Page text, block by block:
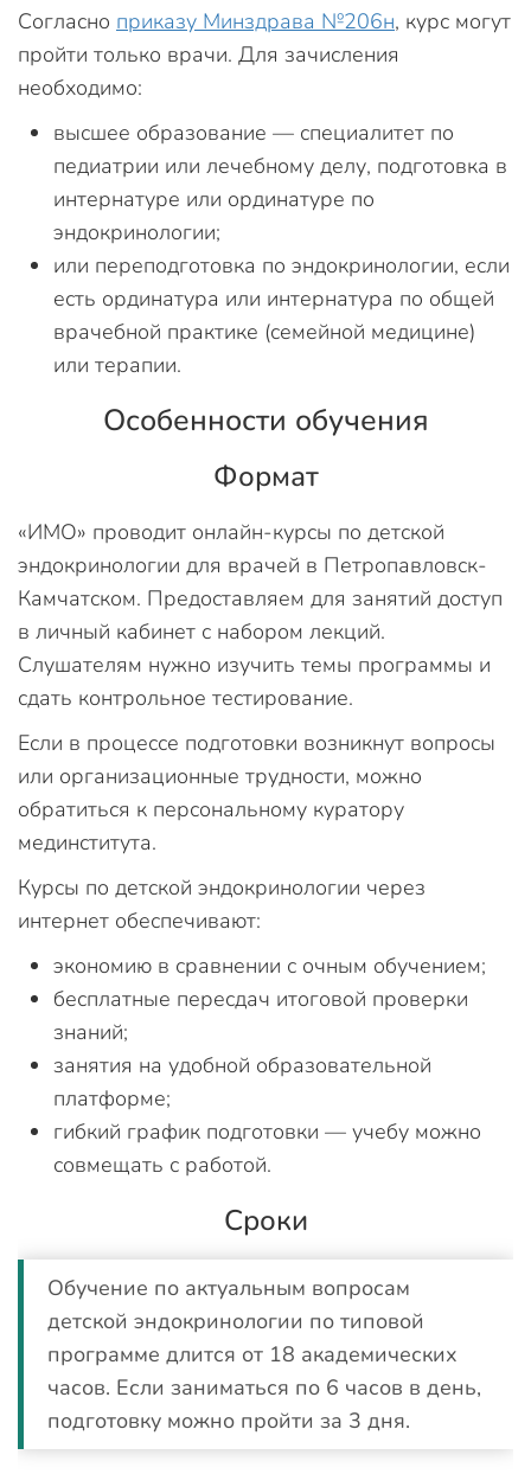
Согласно приказу Минздрава №206н, курс могут
пройти только врачи. Для зачисления
необходимо:
высшее образование — специалитет по
педиатрии или лечебному делу, подготовка в
интернатуре или ординатуре по
эндокринологии;
или переподготовка по эндокринологии, если
есть ординатура или интернатура по общей
врачебной практике (семейной медицине)
или терапии.
Особенности обучения
Формат
«ИМО» проводит онлайн-курсы по детской
эндокринологии для врачей в Петропавловск-
Камчатском. Предоставляем для занятий доступ
в личный кабинет с набором лекций.
Слушателям нужно изучить темы программы и
сдать контрольное тестирование.
Если в процессе подготовки возникнут вопросы
или организационные трудности, можно
обратиться к персональному куратору
мединститута.
Курсы по детской эндокринологии через
интернет обеспечивают:
экономию в сравнении с очным обучением;
бесплатные пересдач итоговой проверки
знаний;
занятия на удобной образовательной
платформе;
гибкий график подготовки — учебу можно
совмещать с работой.
Сроки
Обучение по актуальным вопросам
детской эндокринологии по типовой
программе длится от 18 академических
часов. Если заниматься по 6 часов в день,
подготовку можно пройти за 3 дня.